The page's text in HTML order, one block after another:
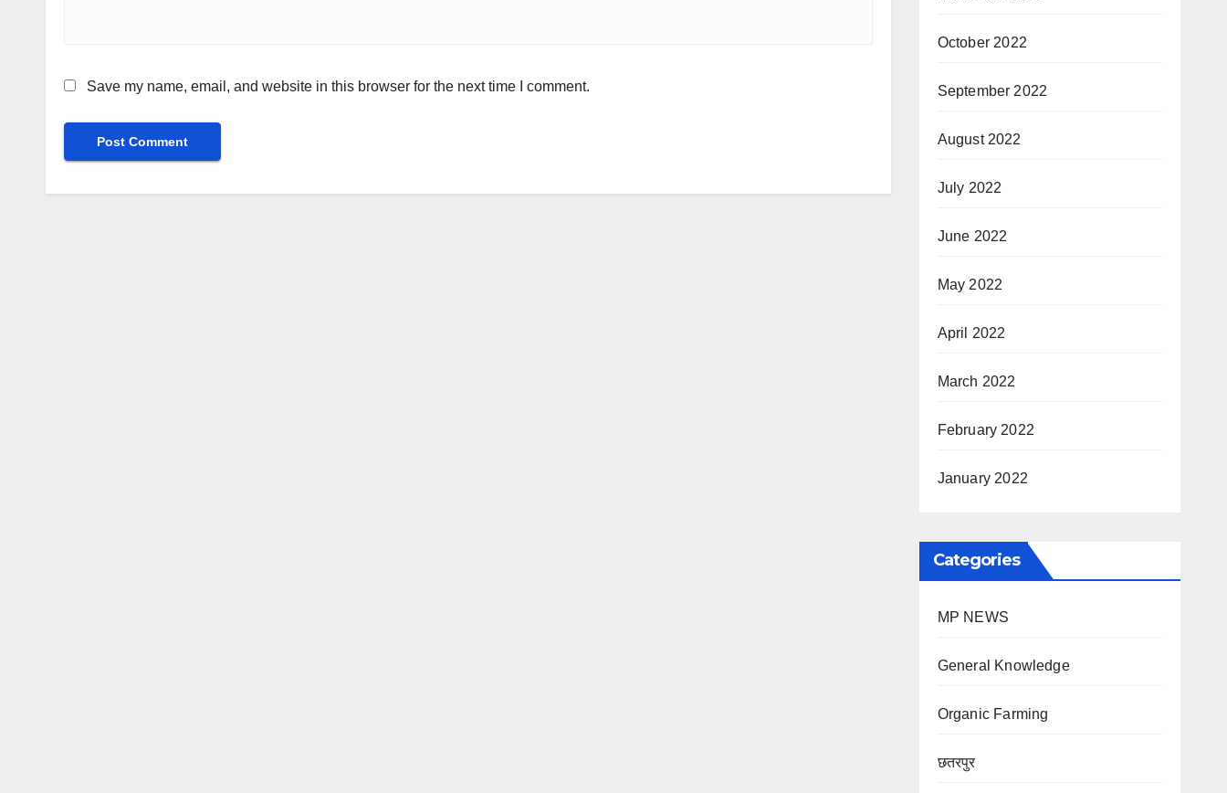
Save my name, email, and website in this browser for the next time I comment.
October 2022
September 2022
August 2022
July 2022
June 2022
May 2022
April 2022
March 2022
February 2022
January 2022
Categories
MP NEWS
General Knowledge
Organic Farming
छतरपुर